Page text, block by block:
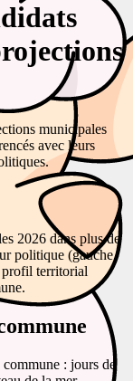
municipales
avec leurs
2026 dans plus de
politique (gauche,
profil territorial
: jours de